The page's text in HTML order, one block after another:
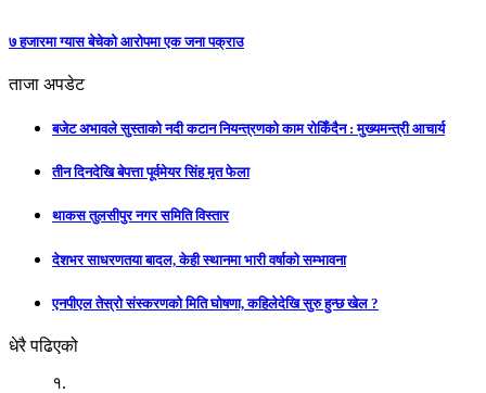
७ हजारमा ग्यास बेचेको आरोपमा एक जना पक्राउ
ताजा अपडेट
बजेट अभावले सुस्ताको नदी कटान नियन्त्रणको काम रोकिँदैन : मुख्यमन्त्री आचार्य
तीन दिनदेखि बेपत्ता पूर्वमेयर सिंह मृत फेला
थाकस तुलसीपुर नगर समिति विस्तार
देशभर साधरणतया बादल, केही स्थानमा भारी वर्षाको सम्भावना
एनपीएल तेस्रो संस्करणको मिति घोषणा, कहिलेदेखि सुरु हुन्छ खेल ?
धेरै पढिएको
१.